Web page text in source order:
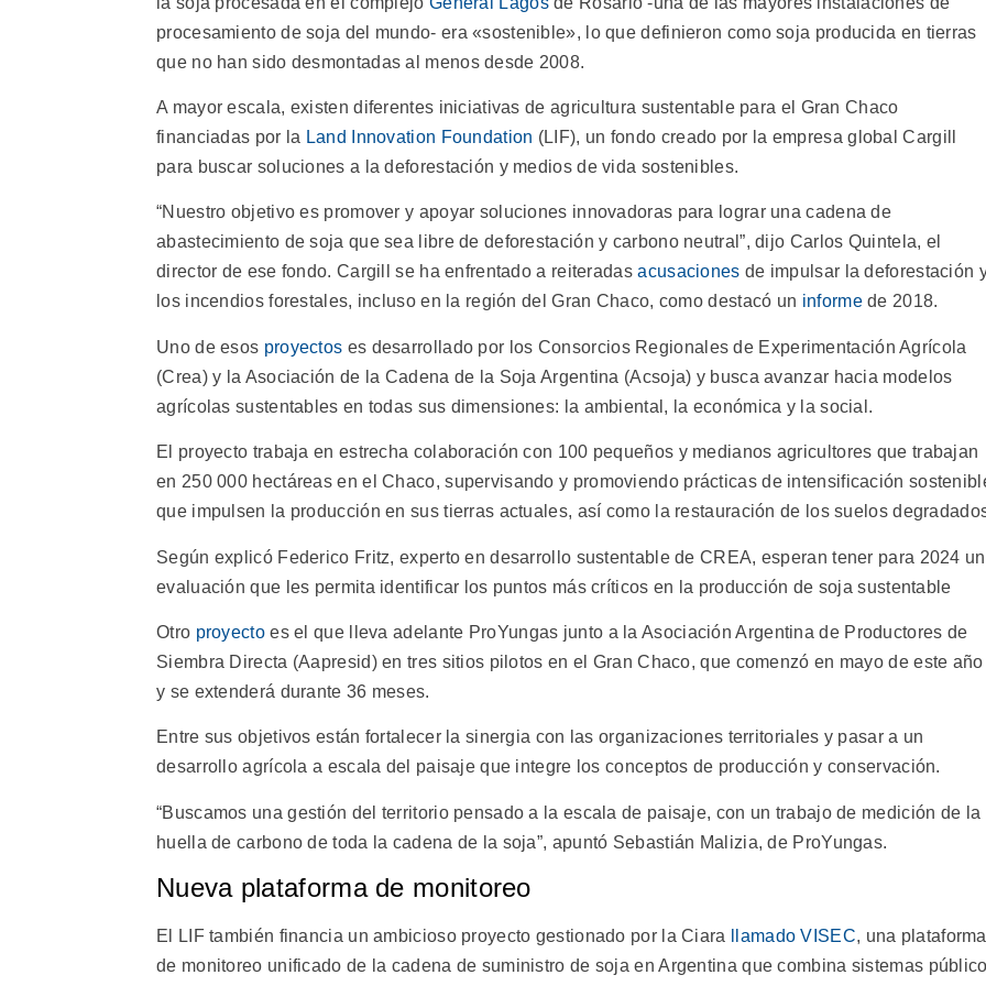
procesamiento de soja del mundo- era «sostenible», lo que definieron como soja producida en tierras
que no han sido desmontadas al menos desde 2008.
A mayor escala, existen diferentes iniciativas de agricultura sustentable para el Gran Chaco
financiadas por la Land Innovation Foundation (LIF), un fondo creado por la empresa global Cargill
para buscar soluciones a la deforestación y medios de vida sostenibles.
“Nuestro objetivo es promover y apoyar soluciones innovadoras para lograr una cadena de
abastecimiento de soja que sea libre de deforestación y carbono neutral”, dijo Carlos Quintela, el
director de ese fondo. Cargill se ha enfrentado a reiteradasacusaciones de impulsar la deforestación
los incendios forestales, incluso en la región del Gran Chaco, como destacó un informede 2018.
Uno de esos proyectos es desarrollado por los Consorcios Regionales de Experimentación Agrícola
(Crea) y la Asociación de la Cadena de la Soja Argentina (Acsoja) y busca avanzar hacia modelos
agrícolas sustentables en todas sus dimensiones: la ambiental, la económica y la social.
El proyecto trabaja en estrecha colaboración con 100 pequeños y medianos agricultores que trabajan
en 250 000 hectáreas en el Chaco, supervisando y promoviendo prácticas de intensificación
que impulsen la producción en sus tierras actuales, así como la restauración de los suelos
Según explicó Federico Fritz, experto en desarrollo sustentable de CREA, esperan tener para 2024
evaluación que les permita identificar los puntos más críticos en la producción de soja sustentable
Otro proyectoes el que lleva adelante ProYungas junto a la Asociación Argentina de Productores de
Siembra Directa (Aapresid) en tres sitios pilotos en el Gran Chaco, que comenzó en mayo de este año
y se extenderá durante 36 meses.
Entre sus objetivos están fortalecer la sinergia con las organizaciones territoriales y pasar a un
desarrollo agrícola a escala del paisaje que integre los conceptos de producción y conservación.
“Buscamos una gestión del territorio pensado a la escala de paisaje, con un trabajo de medición de la
huella de carbono de toda la cadena de la soja”, apuntó Sebastián Malizia, de ProYungas.
Nueva plataforma de monitoreo
El LIF también financia un ambicioso proyecto gestionado por la Ciara llamado VISEC, una plataforma
de monitoreo unificado de la cadena de suministro de soja en Argentina que combina sistemas